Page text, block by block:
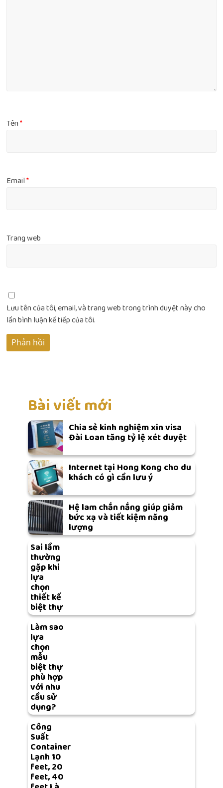
Tên*
Email*
Trang web
Lưu tên của tôi, email, và trang web trong trình duyệt này cho
lần bình luận kế tiếp của tôi.
Bài viết mới
Chia sẻ kinh nghiệm xin visa
Đài Loan tăng tỷ lệ xét duyệt
Internet tại Hong Kong cho du
khách có gì cần lưu ý
Hệ lam chắn nắng giúp giảm
bức xạ và tiết kiệm năng
lượng
Sai lầm
thường
gặp khi
lựa
chọn
thiết kế
biệt thự
Làm sao
lựa
chọn
mẫu
biệt thự
phù hợp
với nhu
cầu sử
dụng?
Công
Suất
Container
Lạnh 10
feet, 20
feet, 40